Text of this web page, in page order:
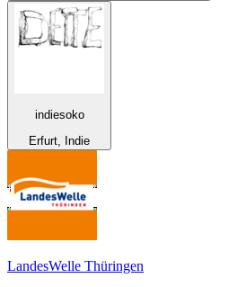
indiesoko
Erfurt, Indie
LandesWelle Thüringen